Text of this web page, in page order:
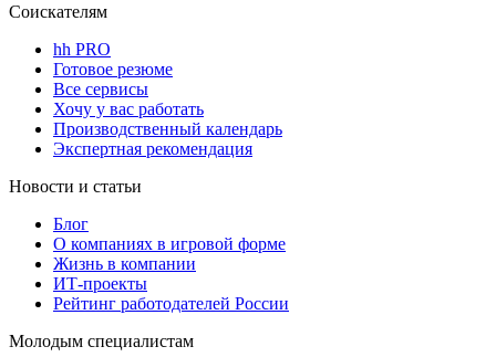
Соискателям
hh PRO
Готовое резюме
Все сервисы
Хочу у вас работать
Производственный календарь
Экспертная рекомендация
Новости и статьи
Блог
О компаниях в игровой форме
Жизнь в компании
ИТ-проекты
Рейтинг работодателей России
Молодым специалистам